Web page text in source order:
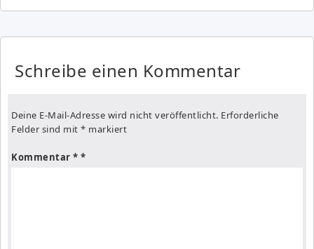
Schreibe einen Kommentar
Deine E-Mail-Adresse wird nicht veröffentlicht. Erforderliche
Felder sind mit * markiert
Kommentar *